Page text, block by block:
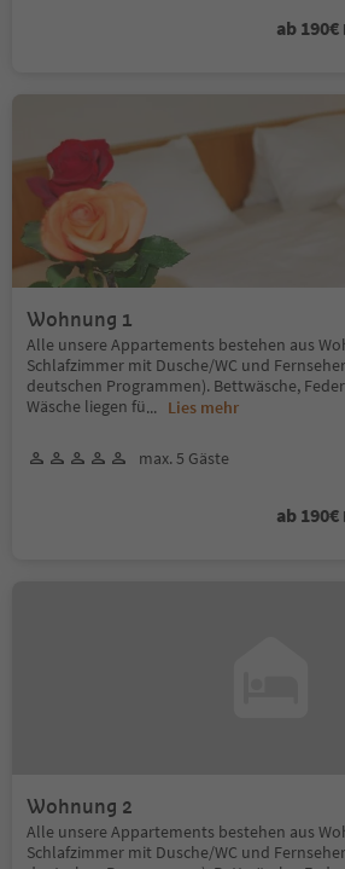
ab 190€
Wohnung 1
Alle unsere Appartements bestehen aus
Schlafzimmer mit Dusche/WC und
deutschen Programmen). Bettwäsche,
Wäsche liegen fü... Lies mehr
max. 5 Gäste
ab 190€
Wohnung 2
Alle unsere Appartements bestehen aus
Schlafzimmer mit Dusche/WC und